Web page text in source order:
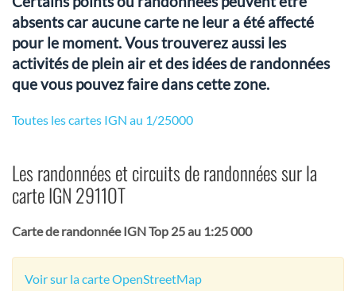
absents car aucune carte ne leur a été affecté
pour le moment. Vous trouverez aussi les
activités de plein air et des idées de randonnées
que vous pouvez faire dans cette zone.
Toutes les cartes IGN au 1/25000
Les randonnées et circuits de randonnées sur la
carte IGN 2911OT
Carte de randonnée IGN Top 25 au 1:25 000
Voir sur la carte OpenStreetMap